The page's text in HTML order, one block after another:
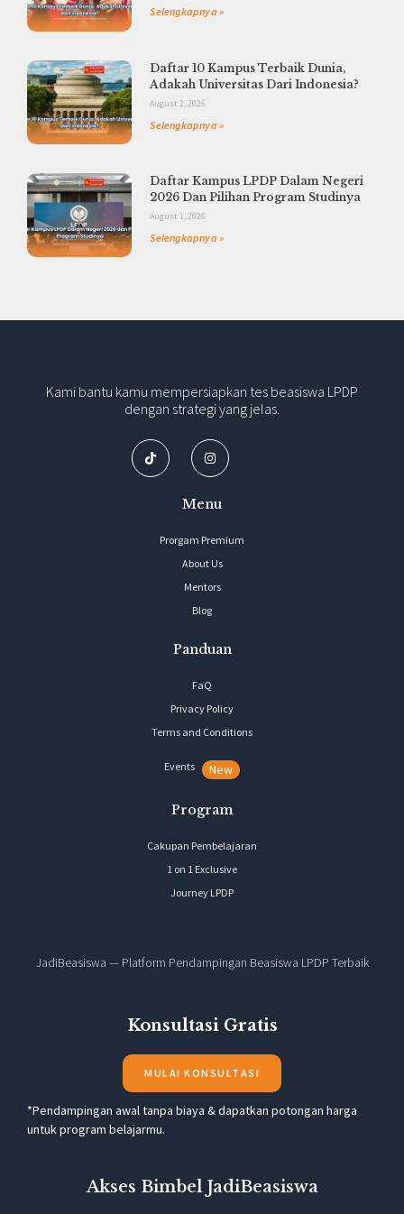
Selengkapnya »
Daftar 10 Kampus Terbaik Dunia,
Adakah Universitas Dari Indonesia?
August 2, 2026
Selengkapnya »
Daftar Kampus LPDP Dalam Negeri
2026 Dan Pilihan Program Studinya
August 1, 2026
Selengkapnya »
Kami bantu kamu mempersiapkan tes beasiswa LPDP
dengan strategi yang jelas.
Menu
Prorgam Premium
About Us
Mentors
Blog
Panduan
FaQ
Privacy Policy
Terms and Conditions
Events New
Program
Cakupan Pembelajaran
1 on 1 Exclusive
Journey LPDP
JadiBeasiswa — Platform Pendampingan Beasiswa LPDP Terbaik
Konsultasi Gratis
MULAI KONSULTASI
*Pendampingan awal tanpa biaya & dapatkan potongan harga
untuk program belajarmu.
Akses Bimbel JadiBeasiswa